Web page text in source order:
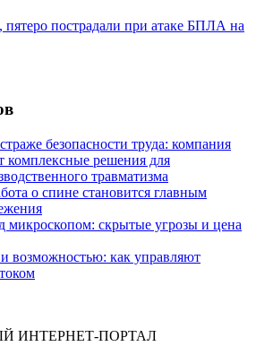
пятеро пострадали при атаке БПЛА на
безопасности труда: компания
комплексные решения для
травматизма
о спине становится главным
микроскопом: скрытые угрозы и цена
возможностью: как управляют
ИНТЕРНЕТ-ПОРТАЛ